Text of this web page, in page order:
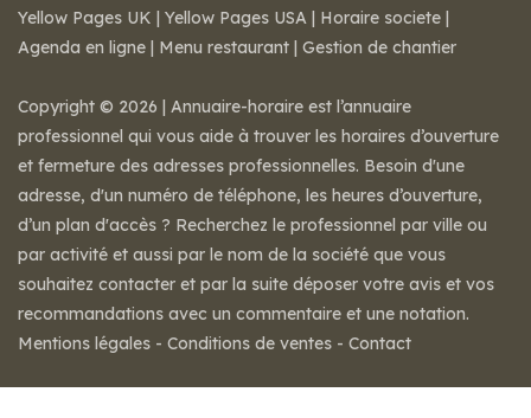
Yellow Pages UK | Yellow Pages USA | Horaire societe |
Agenda en ligne | Menu restaurant | Gestion de chantier
Copyright © 2026 | Annuaire-horaire est l’annuaire
professionnel qui vous aide à trouver les horaires d’ouverture
et fermeture des adresses professionnelles. Besoin d'une
adresse, d'un numéro de téléphone, les heures d’ouverture,
d’un plan d'accès ? Recherchez le professionnel par ville ou
par activité et aussi par le nom de la société que vous
souhaitez contacter et par la suite déposer votre avis et vos
recommandations avec un commentaire et une notation.
Mentions légales - Conditions de ventes - Contact